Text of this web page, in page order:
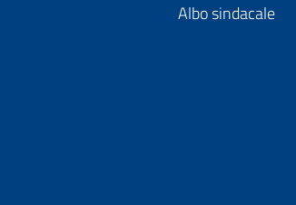
Albo sindacale